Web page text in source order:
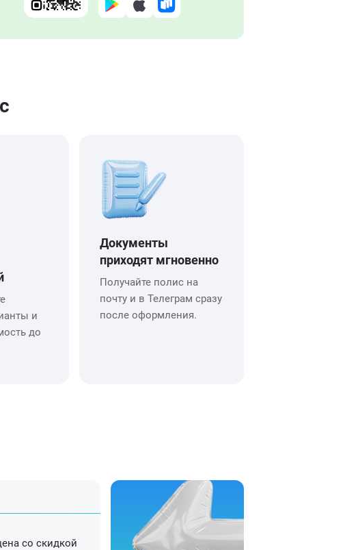
и
до
Документы
приходят мгновенно
Получайте полис на
почту и в Телеграм сразу
после оформления.
со скидкой